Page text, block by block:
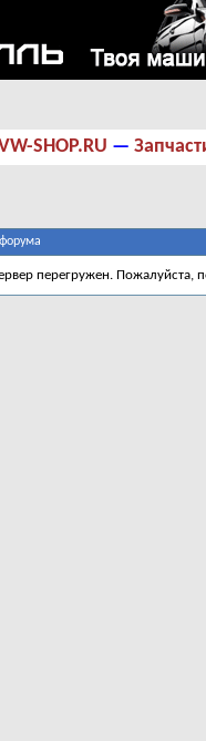
SHOP.RU —
перегружен. Пожалуйста,